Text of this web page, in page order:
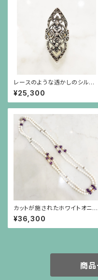
レースのような透かしのシルバ
ーリング
¥25,300
カットが施されたホワイトオニキ
ス、筋彫りのアメジスト、真珠と
ロンデルのロングネックレス
¥36,300
商